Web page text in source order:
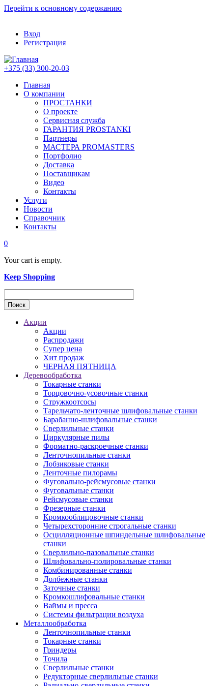
Перейти к основному содержанию
Вход
Регистрация
+375 (33) 300-20-03
Главная
О компании
ПРОСТАНКИ
О проекте
Сервисная служба
ГАРАНТИЯ PROSTANKI
Партнеры
МАСТЕРА PROMASTERS
Портфолио
Доставка
Поставщикам
Видео
Контакты
Услуги
Новости
Справочник
Контакты
0
Your cart is empty.
Keep Shopping
Акции
Акции
Распродажи
Супер цена
Хит продаж
ЧЕРНАЯ ПЯТНИЦА
Деревообработка
Токарные станки
Торцовочно-усовочные станки
Стружкоотсосы
Тарельчато-ленточные шлифовальные станки
Барабанно-шлифовальные станки
Сверлильные станки
Циркулярные пилы
Форматно-раскроечные станки
Ленточнопильные станки
Лобзиковые станки
Ленточные пилорамы
Фуговально-рейсмусовые станки
Фуговальные станки
Рейсмусовые станки
Фрезерные станки
Кромкооблицовочные станки
Четырехсторонние строгальные станки
Осцилляционные шпиндельные шлифовальные
станки
Сверлильно-пазовальные станки
Шлифовально-полировальные станки
Комбинированные станки
Долбежные станки
Заточные станки
Кромкошлифовальные станки
Ваймы и пресса
Системы фильтрации воздуха
Металлообработка
Ленточнопильные станки
Токарные станки
Гриндеры
Точила
Сверлильные станки
Редукторные сверлильные станки